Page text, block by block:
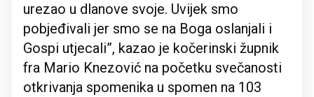
urezao u dlanove svoje. Uvijek smo
pobjeđivali jer smo se na Boga oslanjali i
Gospi utjecali”, kazao je kočerinski župnik
fra Mario Knezović na početku svečanosti
otkrivanja spomenika u spomen na 103